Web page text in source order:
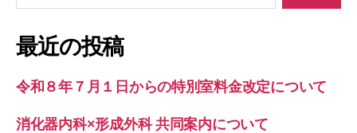
ゲ
ー
シ
ョ
象:
最近の投稿
令和８年７月１日からの特別室料金改定について
消化器内科×形成外科 共同案内について